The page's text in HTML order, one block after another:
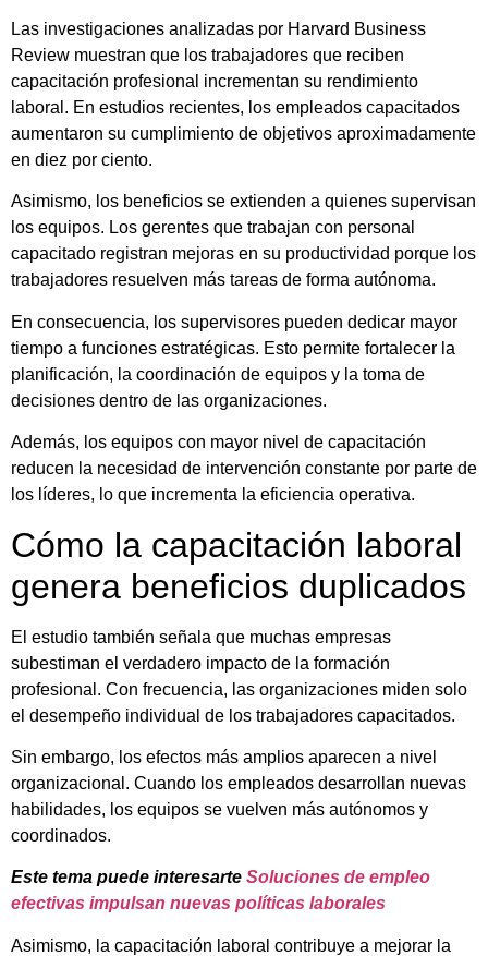
Las investigaciones analizadas por Harvard Business
Review muestran que los trabajadores que reciben
capacitación profesional incrementan su rendimiento
laboral. En estudios recientes, los empleados capacitados
aumentaron su cumplimiento de objetivos aproximadamente
en diez por ciento.
Asimismo, los beneficios se extienden a quienes supervisan
los equipos. Los gerentes que trabajan con personal
capacitado registran mejoras en su productividad porque los
trabajadores resuelven más tareas de forma autónoma.
En consecuencia, los supervisores pueden dedicar mayor
tiempo a funciones estratégicas. Esto permite fortalecer la
planificación, la coordinación de equipos y la toma de
decisiones dentro de las organizaciones.
Además, los equipos con mayor nivel de capacitación
reducen la necesidad de intervención constante por parte de
los líderes, lo que incrementa la eficiencia operativa.
Cómo la capacitación laboral
genera beneficios duplicados
El estudio también señala que muchas empresas
subestiman el verdadero impacto de la formación
profesional. Con frecuencia, las organizaciones miden solo
el desempeño individual de los trabajadores capacitados.
Sin embargo, los efectos más amplios aparecen a nivel
organizacional. Cuando los empleados desarrollan nuevas
habilidades, los equipos se vuelven más autónomos y
coordinados.
Este tema puede interesarte Soluciones de empleo
efectivas impulsan nuevas políticas laborales
Asimismo, la capacitación laboral contribuye a mejorar la